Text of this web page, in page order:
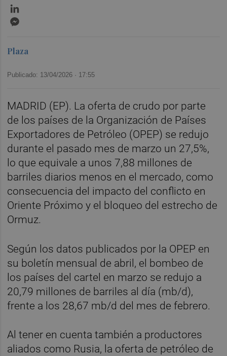
Plaza
Publicado: 13/04/2026 · 17:55
MADRID (EP). La oferta de crudo por parte
de los países de la Organización de Países
Exportadores de Petróleo (OPEP) se redujo
durante el pasado mes de marzo un 27,5%,
lo que equivale a unos 7,88 millones de
barriles diarios menos en el mercado, como
consecuencia del impacto del conflicto en
Oriente Próximo y el bloqueo del estrecho de
Ormuz.
Según los datos publicados por la OPEP en
su boletín mensual de abril, el bombeo de
los países del cartel en marzo se redujo a
20,79 millones de barriles al día (mb/d),
frente a los 28,67 mb/d del mes de febrero.
Al tener en cuenta también a productores
aliados como Rusia, la oferta de petróleo de